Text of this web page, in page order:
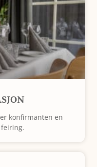
konfirmanten en